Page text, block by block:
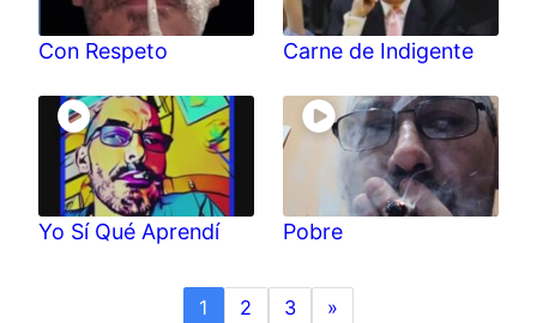
Con Respeto Carne de Indigente
Yo Sí Qué Aprendí Pobre
1 2 3 »